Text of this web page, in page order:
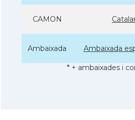
CAMON
Ambaixada Ambaixada
* + ambaixades i